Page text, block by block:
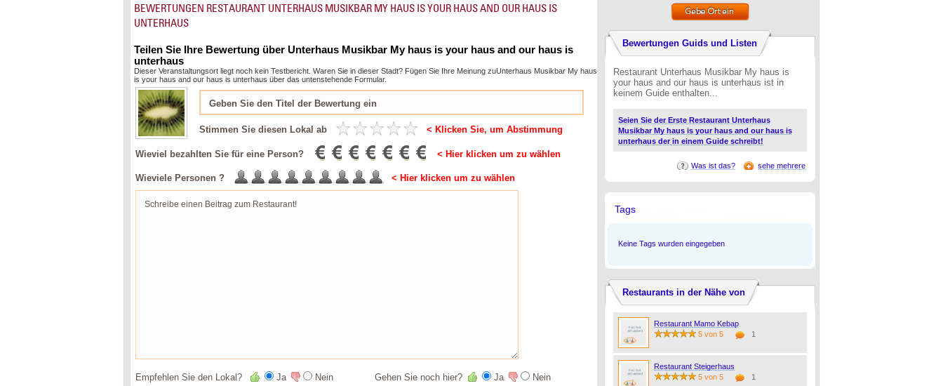
BEWERTUNGEN RESTAURANT UNTERHAUS MUSIKBAR MY HAUS IS YOUR HAUS AND OUR HAUS IS
UNTERHAUS
Teilen Sie Ihre Bewertung über Unterhaus Musikbar My haus is your haus and our haus is
unterhaus
Dieser Veranstaltungsort liegt noch kein Testbericht. Waren Sie in dieser Stadt? Fügen Sie Ihre Meinung zuUnterhaus Musikbar My haus
is your haus and our haus is unterhaus über das untenstehende Formular.
Stimmen Sie diesen Lokal ab < Klicken Sie, um Abstimmung
Wieviel bezahlten Sie für eine Person? < Hier klicken um zu wählen
Wieviele Personen ? < Hier klicken um zu wählen
Empfehlen Sie den Lokal? Ja Nein Gehen Sie noch hier? Ja Nein
Bewertungen Guids und Listen
Restaurant Unterhaus Musikbar My haus is
your haus and our haus is unterhaus ist in
keinem Guide enthalten...
Seien Sie der Erste Restaurant Unterhaus
Musikbar My haus is your haus and our haus is
unterhaus der in einem Guide schreibt!
Was ist das? sehe mehrere
Tags
Keine Tags wurden eingegeben
Restaurants in der Nähe von
Restaurant Mamo Kebap
5 von 5
1
Restaurant Steigerhaus
5 von 5
1